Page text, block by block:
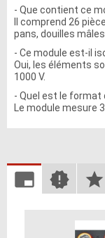
- Que contient ce
Il comprend 26
pans, douilles
- Ce module est-il
Oui, les éléments
1000 V.
- Quel est le format
Le module mesure